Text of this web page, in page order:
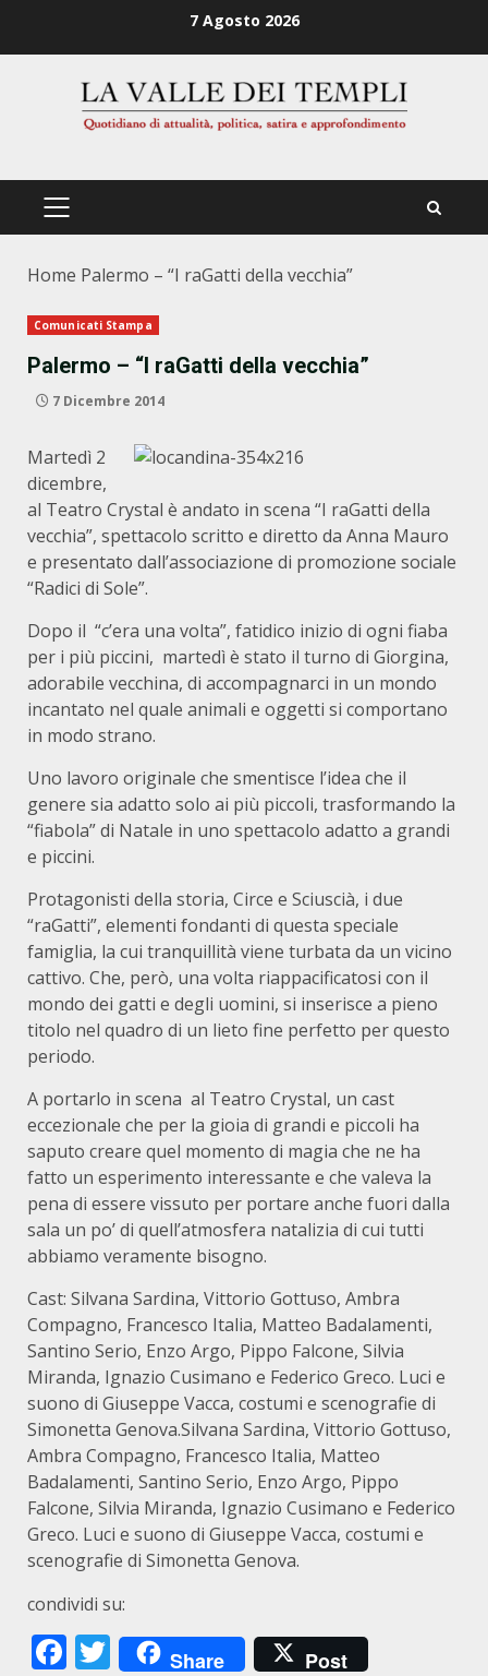
7 Agosto 2026
PRIMÄRES
Home Palermo – “I raGatti della vecchia”
Comunicati Stampa
Palermo – “I raGatti della vecchia”
7 Dicembre 2014
Martedì 2
dicembre,
al Teatro Crystal è andato in scena “I raGatti della
vecchia”, spettacolo scritto e diretto da Anna Mauro
e presentato dall’associazione di promozione sociale
“Radici di Sole”.
Dopo il “c’era una volta”, fatidico inizio di ogni fiaba
per i più piccini, martedì è stato il turno di Giorgina,
adorabile vecchina, di accompagnarci in un mondo
incantato nel quale animali e oggetti si comportano
in modo strano.
Uno lavoro originale che smentisce l’idea che il
genere sia adatto solo ai più piccoli, trasformando la
“fiabola” di Natale in uno spettacolo adatto a grandi
e piccini.
Protagonisti della storia, Circe e Sciuscià, i due
“raGatti”, elementi fondanti di questa speciale
famiglia, la cui tranquillità viene turbata da un vicino
cattivo. Che, però, una volta riappacificatosi con il
mondo dei gatti e degli uomini, si inserisce a pieno
titolo nel quadro di un lieto fine perfetto per questo
periodo.
A portarlo in scena al Teatro Crystal, un cast
eccezionale che per la gioia di grandi e piccoli ha
saputo creare quel momento di magia che ne ha
fatto un esperimento interessante e che valeva la
pena di essere vissuto per portare anche fuori dalla
sala un po’ di quell’atmosfera natalizia di cui tutti
abbiamo veramente bisogno.
Cast: Silvana Sardina, Vittorio Gottuso, Ambra
Compagno, Francesco Italia, Matteo Badalamenti,
Santino Serio, Enzo Argo, Pippo Falcone, Silvia
Miranda, Ignazio Cusimano e Federico Greco. Luci e
suono di Giuseppe Vacca, costumi e scenografie di
Simonetta Genova.Silvana Sardina, Vittorio Gottuso,
Ambra Compagno, Francesco Italia, Matteo
Badalamenti, Santino Serio, Enzo Argo, Pippo
Falcone, Silvia Miranda, Ignazio Cusimano e Federico
Greco. Luci e suono di Giuseppe Vacca, costumi e
scenografie di Simonetta Genova.
condividi su:
Facebook
Twitter
Share Post